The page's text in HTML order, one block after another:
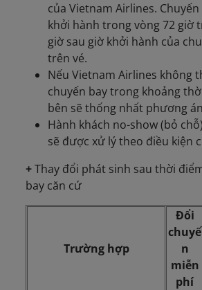
của Vietnam Airlines.
khởi hành trong vòng 72 giờ
giờ sau giờ khởi hành của
trên vé.
Nếu Vietnam Airlines không
chuyến bay trong khoảng
bên sẽ thống nhất phương
Hành khách no-show (bỏ
sẽ được xử lý theo điều kiện
+Thay đổi phát sinh sau thời
bay căn cứ
Trường hợp
Đổi
chuyế
n
miễn
phí